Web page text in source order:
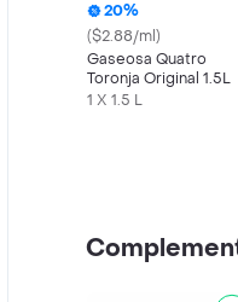
20%
($2.88/ml)
Gaseosa Quatro
Toronja Original 1.5L
1 X 1.5 L